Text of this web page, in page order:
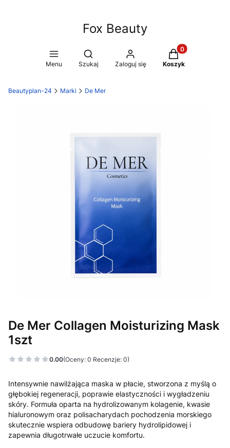
Fox Beauty
Menu
Otwórz wyszukiwarkę
Szukaj Zaloguj się
Produkty w
Koszyk
Beautyplan-24 Marki De Mer
De Mer Collagen Moisturizing Mask
1szt
0.00(Oceny: 0 Recenzje: 0)
Intensywnie nawilżająca maska w płacie, stworzona z myślą o
głębokiej regeneracji, poprawie elastyczności i wygładzeniu
skóry. Formuła oparta na hydrolizowanym kolagenie, kwasie
hialuronowym oraz polisacharydach pochodzenia morskiego
skutecznie wspiera odbudowę bariery hydrolipidowej i
zapewnia długotrwałe uczucie komfortu.